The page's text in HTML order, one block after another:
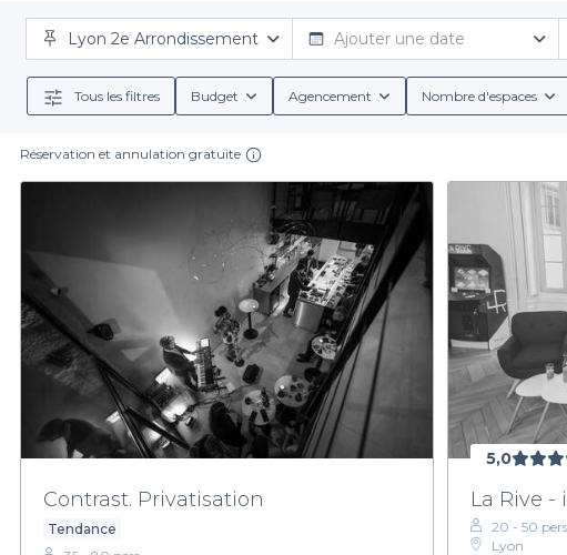
En choisissant de réserver un loft à Lyon 2e arrondissement,
une large sélection de lofts qui répondent à tous vos
loft a son propre caractère et
Notre plateforme simplifie votre expérience de réservation
additionnels pour rendre votre événement encore plus
Il ne vous reste plus qu'à faire le premier pas vers
un jeu d’enfant.N'attendez plus pour réserver et découvrir
Lyon 2e Arrondissement Ajouter une date
Tous les filtres Budget Agencement Nombre d'espaces
Réservation et annulation gratuite
Contrast. Privatisation
Tendance
5,0
La Rive -
20 - 50 pers.
Lyon